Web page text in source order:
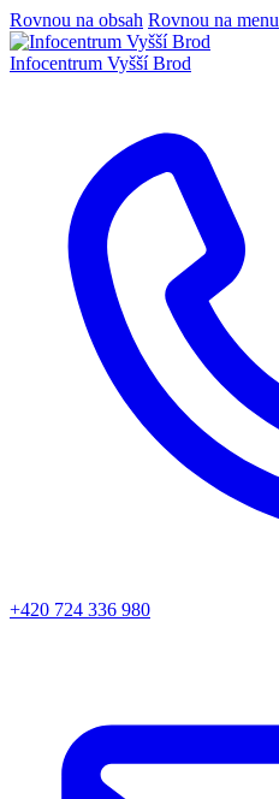
Rovnou na obsah Rovnou na menu
Infocentrum Vyšší Brod
+420 724 336 980